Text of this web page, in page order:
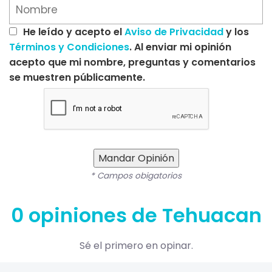
He leído y acepto elAviso de Privacidady los
Términos y Condiciones. Al enviar mi opinión
acepto que mi nombre, preguntas y comentarios
se muestren públicamente.
Mandar Opinión
* Campos obigatorios
0 opiniones de Tehuacan
Sé el primero en opinar.